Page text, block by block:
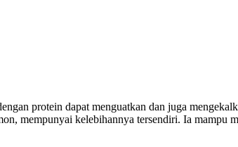
protein dapat menguatkan dan juga
mempunyai kelebihannya tersendiri. Ia mampu